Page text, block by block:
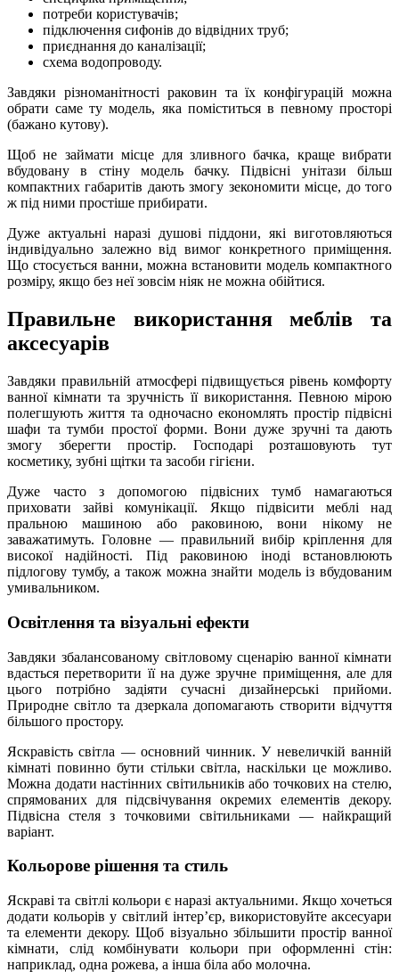
потреби користувачів;
підключення сифонів до відвідних труб;
приєднання до каналізації;
схема водопроводу.
Завдяки різноманітності раковин та їх конфігурацій можна
обрати саме ту модель, яка поміститься в певному просторі
(бажано кутову).
Щоб не займати місце для зливного бачка, краще вибрати
вбудовану в стіну модель бачку. Підвісні унітази більш
компактних габаритів дають змогу зекономити місце, до того
ж під ними простіше прибирати.
Дуже актуальні наразі душові піддони, які виготовляються
індивідуально залежно від вимог конкретного приміщення.
Що стосується ванни, можна встановити модель компактного
розміру, якщо без неї зовсім ніяк не можна обійтися.
Правильне використання меблів та
аксесуарів
Завдяки правильній атмосфері підвищується рівень комфорту
ванної кімнати та зручність її використання. Певною мірою
полегшують життя та одночасно економлять простір підвісні
шафи та тумби простої форми. Вони дуже зручні та дають
змогу зберегти простір. Господарі розташовують тут
косметику, зубні щітки та засоби гігієни.
Дуже часто з допомогою підвісних тумб намагаються
приховати зайві комунікації. Якщо підвісити меблі над
пральною машиною або раковиною, вони нікому не
заважатимуть. Головне — правильний вибір кріплення для
високої надійності. Під раковиною іноді встановлюють
підлогову тумбу, а також можна знайти модель із вбудованим
умивальником.
Освітлення та візуальні ефекти
Завдяки збалансованому світловому сценарію ванної кімнати
вдасться перетворити її на дуже зручне приміщення, але для
цього потрібно задіяти сучасні дизайнерські прийоми.
Природне світло та дзеркала допомагають створити відчуття
більшого простору.
Яскравість світла — основний чинник. У невеличкій ванній
кімнаті повинно бути стільки світла, наскільки це можливо.
Можна додати настінних світильників або точкових на стелю,
спрямованих для підсвічування окремих елементів декору.
Підвісна стеля з точковими світильниками — найкращий
варіант.
Кольорове рішення та стиль
Яскраві та світлі кольори є наразі актуальними. Якщо хочеться
додати кольорів у світлий інтер’єр, використовуйте аксесуари
та елементи декору. Щоб візуально збільшити простір ванної
кімнати, слід комбінувати кольори при оформленні стін:
наприклад, одна рожева, а інша біла або молочна.